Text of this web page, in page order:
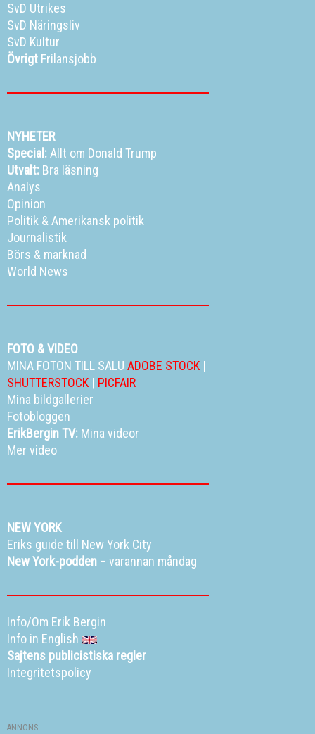
SvD Utrikes
SvD Näringsliv
SvD Kultur
Övrigt Frilansjobb
NYHETER
Special:Allt om Donald Trump
Utvalt: Bra läsning
Analys
Opinion
Politik & Amerikansk politik
Journalistik
Börs & marknad
World News
FOTO & VIDEO
MINA FOTON TILL SALU ADOBE STOCK |
SHUTTERSTOCK | PICFAIR
Mina bildgallerier
Fotobloggen
ErikBergin TV: Mina videor
Mer video
NEW YORK
Eriks guide till New York City
New York-podden – varannan måndag
Info/Om Erik Bergin
Info in English
Sajtens publicistiska regler
Integritetspolicy
ANNONS